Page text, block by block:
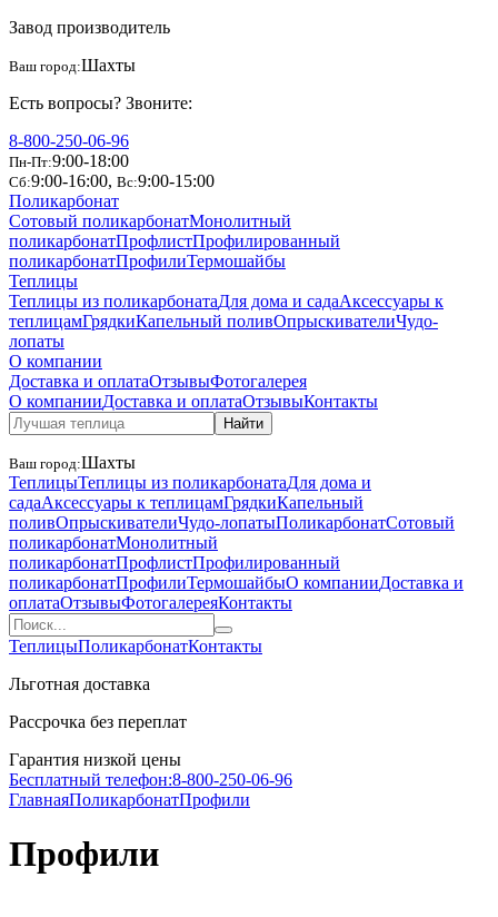
Завод производитель
Ваш город:Шахты
Есть вопросы? Звоните:
8-800-250-06-96
Пн-Пт:9:00-18:00
Сб:9:00-16:00, Вс:9:00-15:00
Поликарбонат
Сотовый поликарбонатМонолитный
поликарбонатПрофлистПрофилированный
поликарбонатПрофилиТермошайбы
Теплицы
Теплицы из поликарбонатаДля дома и садаАксессуары к
теплицамГрядкиКапельный поливОпрыскивателиЧудо-
лопаты
О компании
Доставка и оплатаОтзывыФотогалерея
О компанииДоставка и оплатаОтзывыКонтакты
Найти
Ваш город:Шахты
ТеплицыТеплицы из поликарбонатаДля дома и
садаАксессуары к теплицамГрядкиКапельный
поливОпрыскивателиЧудо-лопатыПоликарбонатСотовый
поликарбонатМонолитный
поликарбонатПрофлистПрофилированный
поликарбонатПрофилиТермошайбыО компанииДоставка и
оплатаОтзывыФотогалереяКонтакты
ТеплицыПоликарбонатКонтакты
Льготная доставка
Рассрочка без переплат
Гарантия низкой цены
Бесплатный телефон:8-800-250-06-96
ГлавнаяПоликарбонатПрофили
Профили